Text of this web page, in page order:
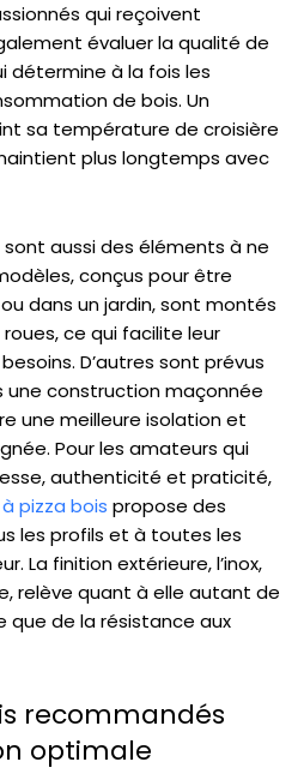
qui reçoivent
évaluer la qualité de
détermine à la fois les
de bois. Un
sa température de croisière
plus longtemps avec
sont aussi des éléments à ne
conçus pour être
dans un jardin, sont montés
ce qui facilite leur
D’autres sont prévus
construction maçonnée
une meilleure isolation et
Pour les amateurs qui
authenticité et praticité,
pizza bois propose des
les profils et à toutes les
La finition extérieure, l’inox,
relève quant à elle autant de
que de la résistance aux
recommandés
optimale